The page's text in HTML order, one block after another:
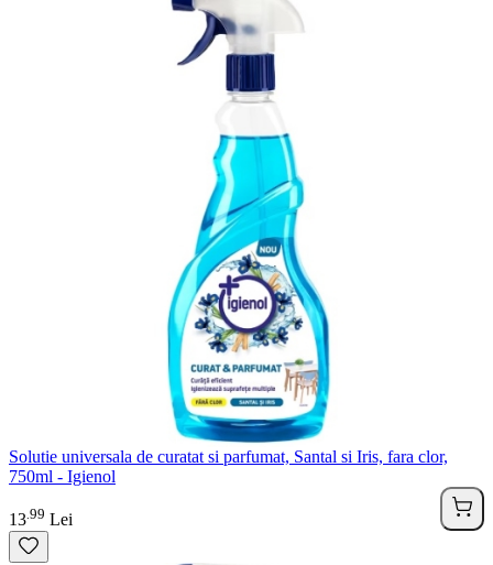
Solutie universala de curatat si parfumat, Santal si Iris, fara clor,
750ml - Igienol
13 99 Lei